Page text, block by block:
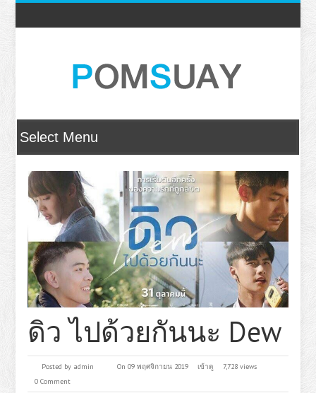
ดิว ไปด้วยกันนะ Dew
Posted by admin On 09 พฤศจิกายน 2019 เข้าดู
7,728 views
0 Comment